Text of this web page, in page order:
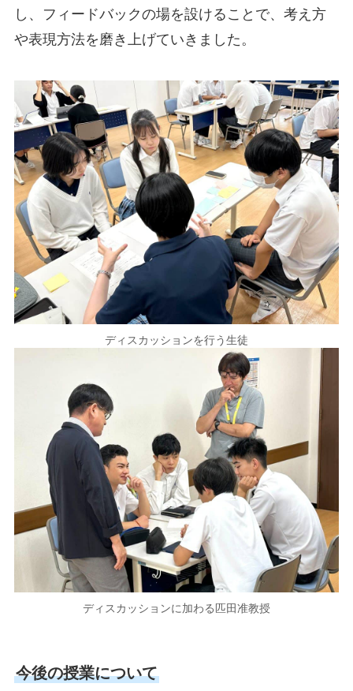
し、フィードバックの場を設けることで、考え方
や表現方法を磨き上げていきました。
ディスカッションを行う生徒
ディスカッションに加わる匹田准教授
今後の授業について